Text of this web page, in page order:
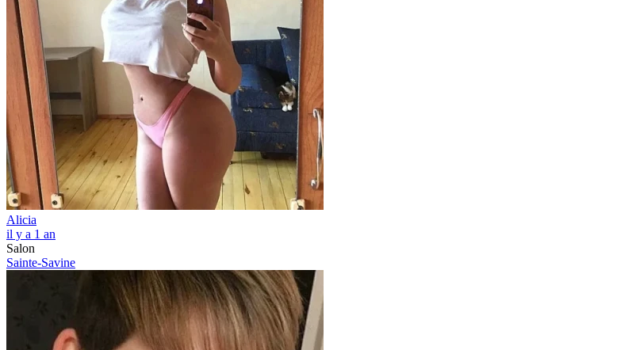
Alicia
il y a 1 an
Salon
Sainte-Savine